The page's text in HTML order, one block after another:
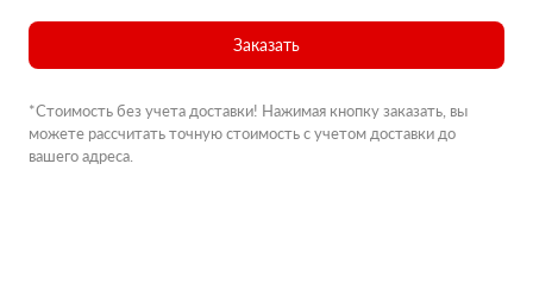
Заказать
*Стоимость без учета доставки! Нажимая кнопку заказать, вы
можете рассчитать точную стоимость с учетом доставки до
вашего адреса.